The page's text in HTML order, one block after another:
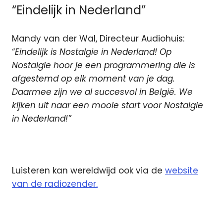
“Eindelijk in Nederland”
Mandy van der Wal, Directeur Audiohuis:
“Eindelijk is Nostalgie in Nederland! Op
Nostalgie hoor je een programmering die is
afgestemd op elk moment van je dag.
Daarmee zijn we al succesvol in België. We
kijken uit naar een mooie start voor Nostalgie
in Nederland!”
Luisteren kan wereldwijd ook via de website
van de radiozender.